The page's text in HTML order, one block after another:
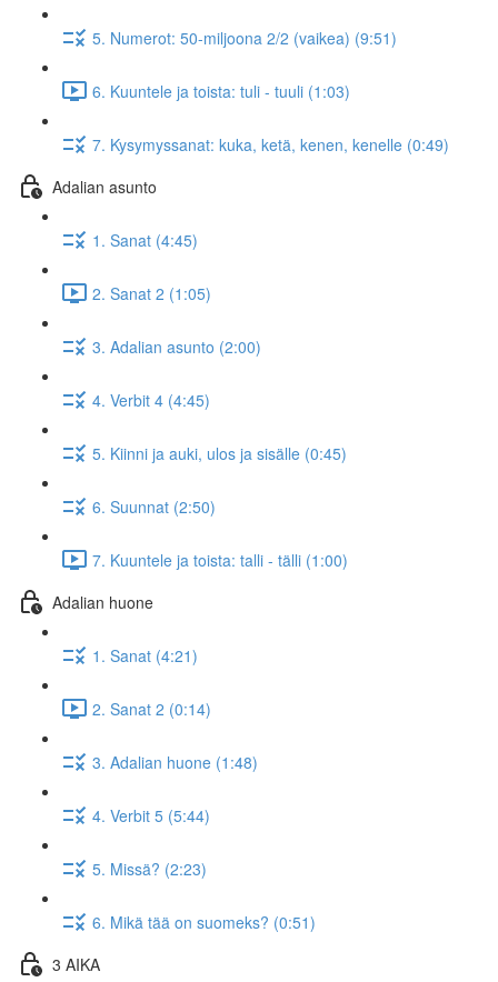
5. Numerot: 50-miljoona 2/2 (vaikea) (9:51)
6. Kuuntele ja toista: tuli - tuuli (1:03)
7. Kysymyssanat: kuka, ketä, kenen, kenelle (0:49)
Adalian asunto
1. Sanat (4:45)
2. Sanat 2 (1:05)
3. Adalian asunto (2:00)
4. Verbit 4 (4:45)
5. Kiinni ja auki, ulos ja sisälle (0:45)
6. Suunnat (2:50)
7. Kuuntele ja toista: talli - tälli (1:00)
Adalian huone
1. Sanat (4:21)
2. Sanat 2 (0:14)
3. Adalian huone (1:48)
4. Verbit 5 (5:44)
5. Missä? (2:23)
6. Mikä tää on suomeks? (0:51)
3 AIKA